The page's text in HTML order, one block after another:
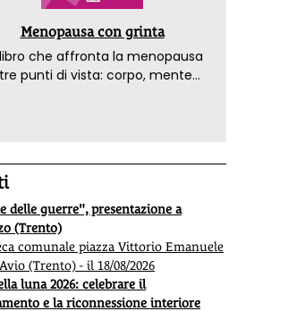
Menopausa con grinta
che affronta la menopausa
punti di vista: corpo, mente
delle guerre", presentazione a
(Trento)
comunale piazza Vittorio Emanuele
(Trento) - il 18/08/2026
luna 2026: celebrare il
e la riconnessione interiore